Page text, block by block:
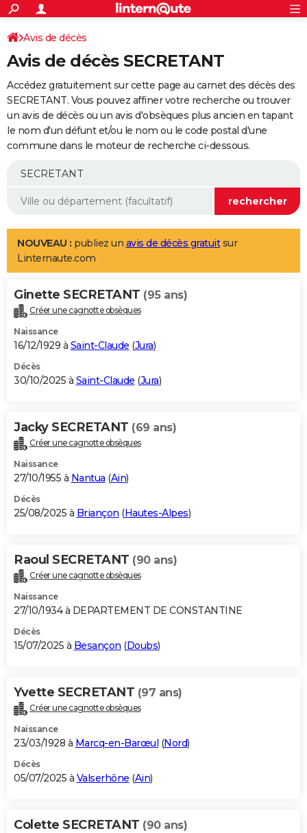
ACTUALITÉS
Politique
Société
Faits Divers
Education
Monde
Villes
+
SPORT
Coupe du monde 2026
Football
Tennis
Cyclisme
Rugby
Forum
Programme TV
TNT
Streaming
Cinéma
Sorties cinéma
Musique
+
FINANCE
Impôts
Immobilier
Risques naturels par ville
Banque
Assurance
Crédit
AUTO
Essais
Réserver un essai
Citadines
Berlines
SUV
Forum auto
+
Mobiles
Meilleur smartphone
Internet
Ordinateurs
Jeux vidéo
Guide high-tech
Aménagement intérieur
LIFESTYLE
Art de vivre
Bien-être
Loisirs
Mode
Modes de vie
Alimentation
Guide de la santé
Maladies
Médicaments
Sommeil
VOYAGE
Destinations
City break
Voyage nature
Voyage de noces
Forum
Climat
+PHOTO
GUIDES D'ACHAT
BONS PLANS
Carte de Noël
Carte Bonne année
Carte Saint-Valentin
Carte Pâques
Carte d'anniversaire
DICTIONNAIRE
Dictionnaire
Biographies
Citations
Expressions
Proverbes
PROGRAMME TV
S'inscrire
Se connecter
Lycées
Collèges
Primaires
Universités
Entreprises
Service militaire
Avis de recherche
AVIS DE DÉCÈS
Bricolage
Lifestyle
Culture
Sport
Auto
Television
Voyage
Cinema
Avis de décès
Avis de décès SECRETANT
Accédez gratuitement sur cette page au carnet des décès des
SECRETANT. Vous pouvez affiner votre recherche ou trouver
un avis de décès ou un avis d'obsèques plus ancien en tapant
le nom d'un défunt et/ou le nom ou le code postal d'une
commune dans le moteur de recherche ci-dessous.
NOUVEAU : publiez un avis de décès gratuitsur
Linternaute.com
Ginette SECRETANT (95 ans)
Créer une cagnotte obsèques
Naissance
16/12/1929 à Saint-Claude (Jura)
Décès
30/10/2025 à Saint-Claude (Jura)
Jacky SECRETANT (69 ans)
Créer une cagnotte obsèques
Naissance
27/10/1955 à Nantua (Ain)
Décès
25/08/2025 à Briançon (Hautes-Alpes)
Raoul SECRETANT (90 ans)
Créer une cagnotte obsèques
Naissance
27/10/1934 à DEPARTEMENT DE CONSTANTINE
Décès
15/07/2025 à Besançon (Doubs)
Yvette SECRETANT (97 ans)
Créer une cagnotte obsèques
Naissance
23/03/1928 à Marcq-en-Barœul (Nord)
Décès
05/07/2025 à Valserhône (Ain)
Colette SECRETANT (90 ans)